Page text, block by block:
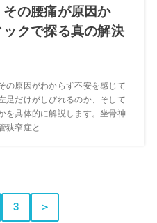
の腰痛が原因か
クで探る真の解決
の原因がわからず不安を感じて
足だけがしびれるのか、そして
を具体的に解説します。坐骨神
狭窄症と...
3 ＞